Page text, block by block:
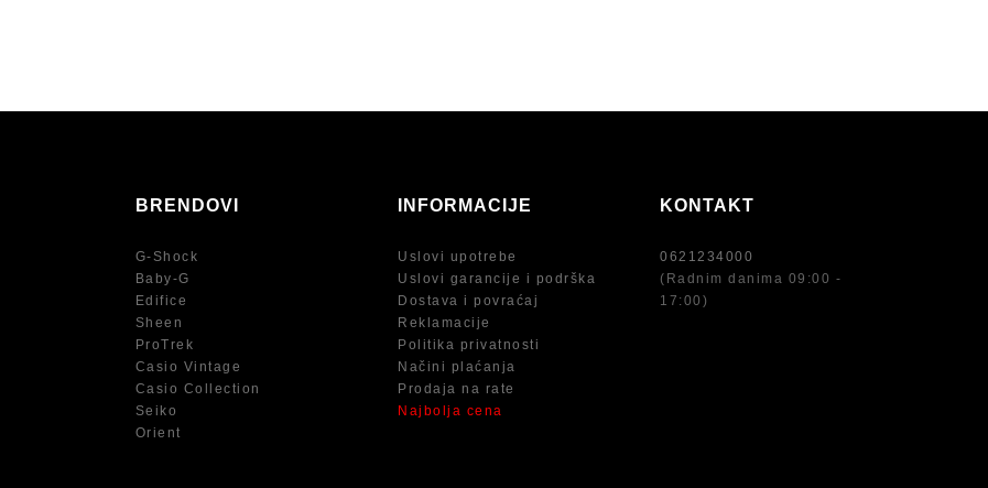
BRENDOVI
G-Shock
Baby-G
Edifice
Sheen
ProTrek
Casio Vintage
Casio Collection
Seiko
Orient
INFORMACIJE
Uslovi upotrebe
Uslovi garancije i podrška
Dostava i povraćaj
Reklamacije
Politika privatnosti
Načini plaćanja
Prodaja na rate
Najbolja cena
KONTAKT
0621234000
(Radnim danima 09:00 -
17:00)